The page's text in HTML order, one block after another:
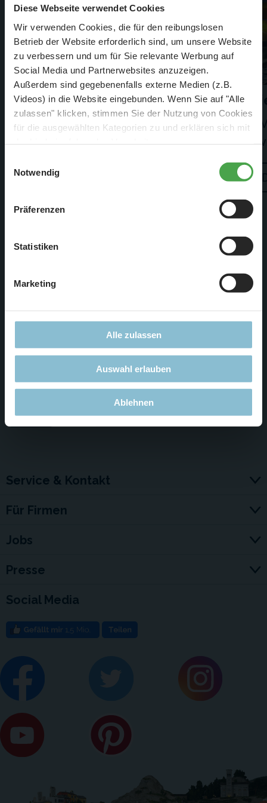
Diese Webseite verwendet Cookies
Wir verwenden Cookies, die für den reibungslosen
Betrieb der Website erforderlich sind, um unsere Website
zu verbessern und um für Sie relevante Werbung auf
Social Media und Partnerwebsites anzuzeigen.
Außerdem sind gegebenenfalls externe Medien (z.B.
Videos) in die Website eingebunden. Wenn Sie auf "Alle
zulassen" klicken, stimmen Sie der Nutzung von Cookies
für die ausgewählten Kategorien zu und erklären sich mit
diese Einstellungen jederzeit über die Schaltfläche
zustimmen, beschränken wir uns auf die technisch
notwendigen Cookies. Weitere Informationen finden Sie in
Notwendig
Präferenzen
Statistiken
Marketing
Alle zulassen
Auswahl erlauben
Ablehnen
Zahlen und Fakten
Kleine Welt, große Zahlen
Details
Das Weitersagen und Teilen dieser Seite ist
ausdrücklich erwünscht:
Service & Kontakt
Für Firmen
Jobs
Presse
Social Media